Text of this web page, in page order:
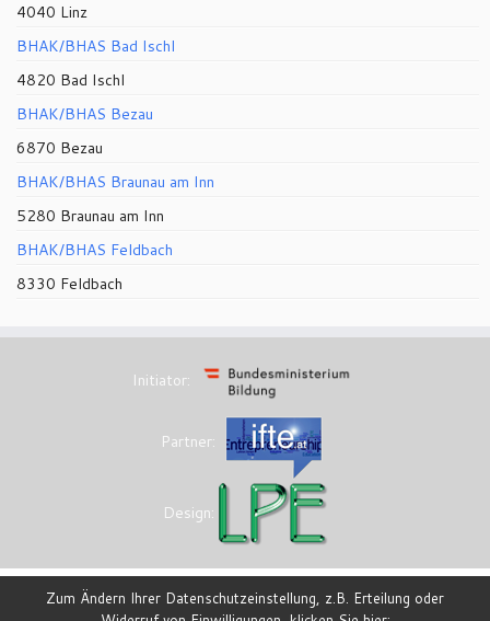
4040 Linz
BHAK/BHAS Bad Ischl
4820 Bad Ischl
BHAK/BHAS Bezau
6870 Bezau
BHAK/BHAS Braunau am Inn
5280 Braunau am Inn
BHAK/BHAS Feldbach
8330 Feldbach
Initiator:
Partner:
Design:
Zum Ändern Ihrer Datenschutzeinstellung, z.B. Erteilung oder